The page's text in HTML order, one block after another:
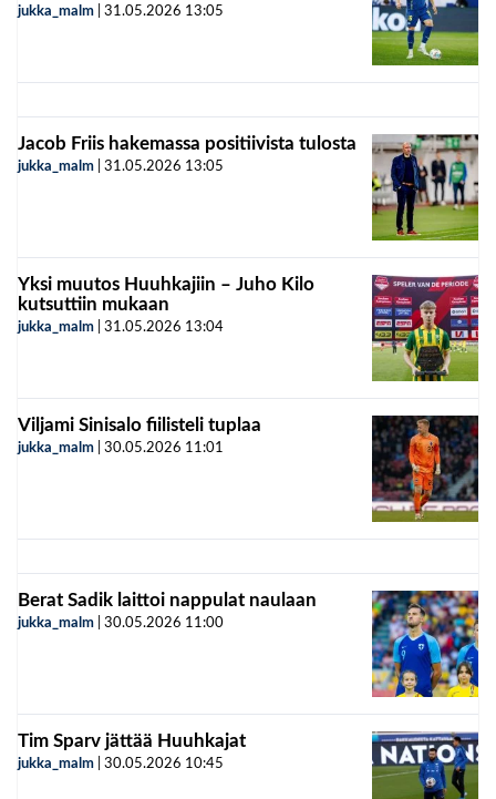
jukka_malm 31.05.2026 13:05
Jacob Friis hakemassa positiivista tulosta
jukka_malm 31.05.2026 13:05
Yksi muutos Huuhkajiin – Juho Kilo
kutsuttiin mukaan
jukka_malm 31.05.2026 13:04
Viljami Sinisalo fiilisteli tuplaa
jukka_malm 30.05.2026 11:01
Berat Sadik laittoi nappulat naulaan
jukka_malm 30.05.2026 11:00
Tim Sparv jättää Huuhkajat
jukka_malm 30.05.2026 10:45